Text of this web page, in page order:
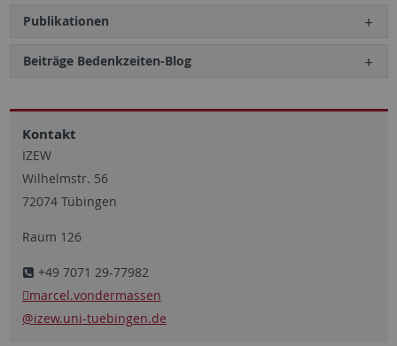
Publikationen
Beiträge Bedenkzeiten-Blog
Kontakt
IZEW
Wilhelmstr. 56
72074 Tübingen
Raum 126
+49 7071 29-77982
marcel.vondermassen
@izew.uni-tuebingen.de